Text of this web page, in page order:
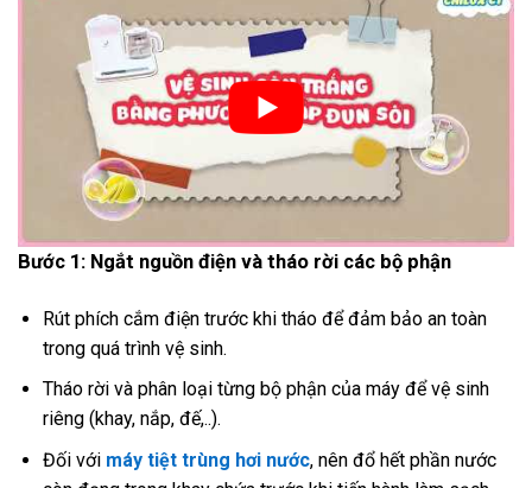
Bước 1: Ngắt nguồn điện và tháo rời các bộ phận
Rút phích cắm điện trước khi tháo để đảm bảo an toàn
trong quá trình vệ sinh.
Tháo rời và phân loại từng bộ phận của máy để vệ sinh
riêng (khay, nắp, đế,..).
Đối với máy tiệt trùng hơi nước, nên đổ hết phần nước